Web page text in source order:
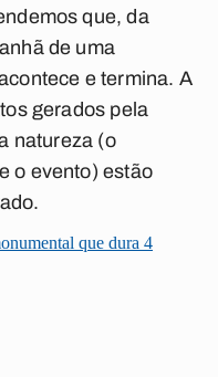
que, da
de uma
e termina. A
gerados pela
natureza (o
o evento) estão